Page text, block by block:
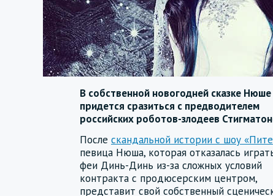
В собственной новогодней сказке Нюше
придется сразиться с предводителем
российских роботов-злодеев
После скандальной истории с шоу
певица Нюша, которая отказалась
феи Динь-Динь из-за сложных условий
контракта с продюсерским центром,
представит свой собственный